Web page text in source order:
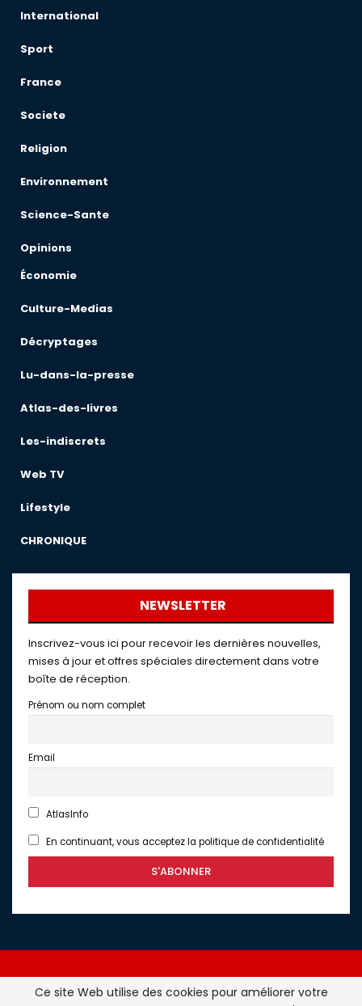
International
Sport
France
Societe
Religion
Environnement
Science-Sante
Opinions
Économie
Culture-Medias
Décryptages
Lu-dans-la-presse
Atlas-des-livres
Les-indiscrets
Web TV
Lifestyle
CHRONIQUE
NEWSLETTER
Inscrivez-vous ici pour recevoir les dernières nouvelles,
mises à jour et offres spéciales directement dans votre
boîte de réception.
Prénom ou nom complet
Email
AtlasInfo
En continuant, vous acceptez la politique de confidentialité
Ce site Web utilise des cookies pour améliorer votre